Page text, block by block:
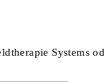
Systems